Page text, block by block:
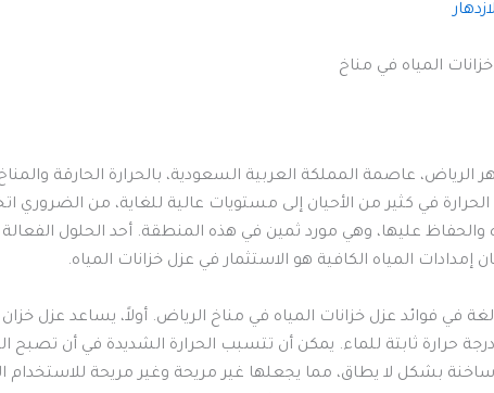
الرياض، عاصمة المملكة العربية السعودية، بالحرارة الحارقة
الحرارة في كثير من الأحيان إلى مستويات عالية للغاية، من الضروري
والحفاظ عليها، وهي مورد ثمين في هذه المنطقة. أحد الحلول
إمدادات المياه الكافية هو الاستثمار في عزل خزانات المياه.
في فوائد عزل خزانات المياه في مناخ الرياض. أولاً، يساعد عزل خزان
حرارة ثابتة للماء. يمكن أن تتسبب الحرارة الشديدة في أن تصبح
ساخنة بشكل لا يطاق، مما يجعلها غير مريحة وغير مريحة للاستخدام